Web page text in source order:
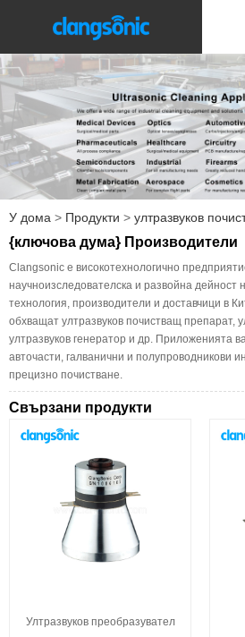
У дома > Продукти > ултразвуков
{ключова дума} Производители
Clangsonic е високотехнологично
научноизследователска и развойна дейност
технология, производители и доставчици в
обхващат ултразвуков почистващ препарат,
ултразвуков генератор и др. Приложенията
авточасти, галванични и полупроводникови
прецизно почистване.
Свързани продукти
Ултразвуков преобразувател